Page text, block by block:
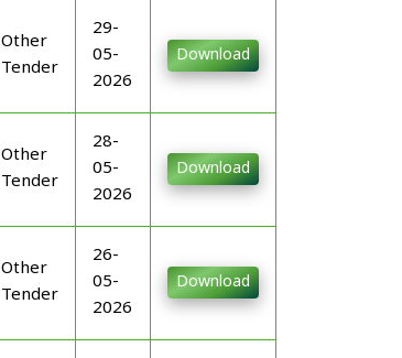
Other
Tender
29-
05-
2026
Download
Other
Tender
28-
05-
2026
Download
Other
Tender
26-
05-
2026
Download